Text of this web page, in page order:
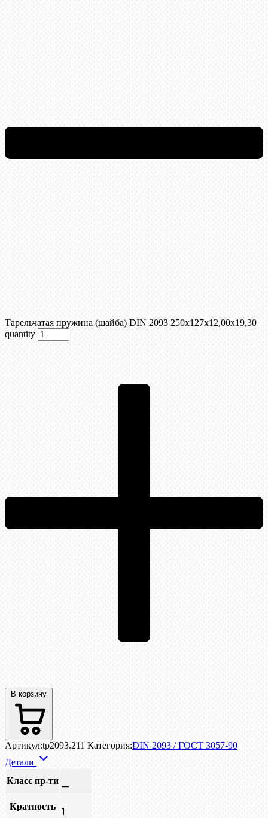
Тарельчатая пружина (шайба) DIN 2093 250x127x12,00x19,30
quantity
В корзину
Артикул:tp2093.211 Категория:DIN 2093 / ГОСТ 3057-90
Детали
Класс пр-ти —
Кратность 1